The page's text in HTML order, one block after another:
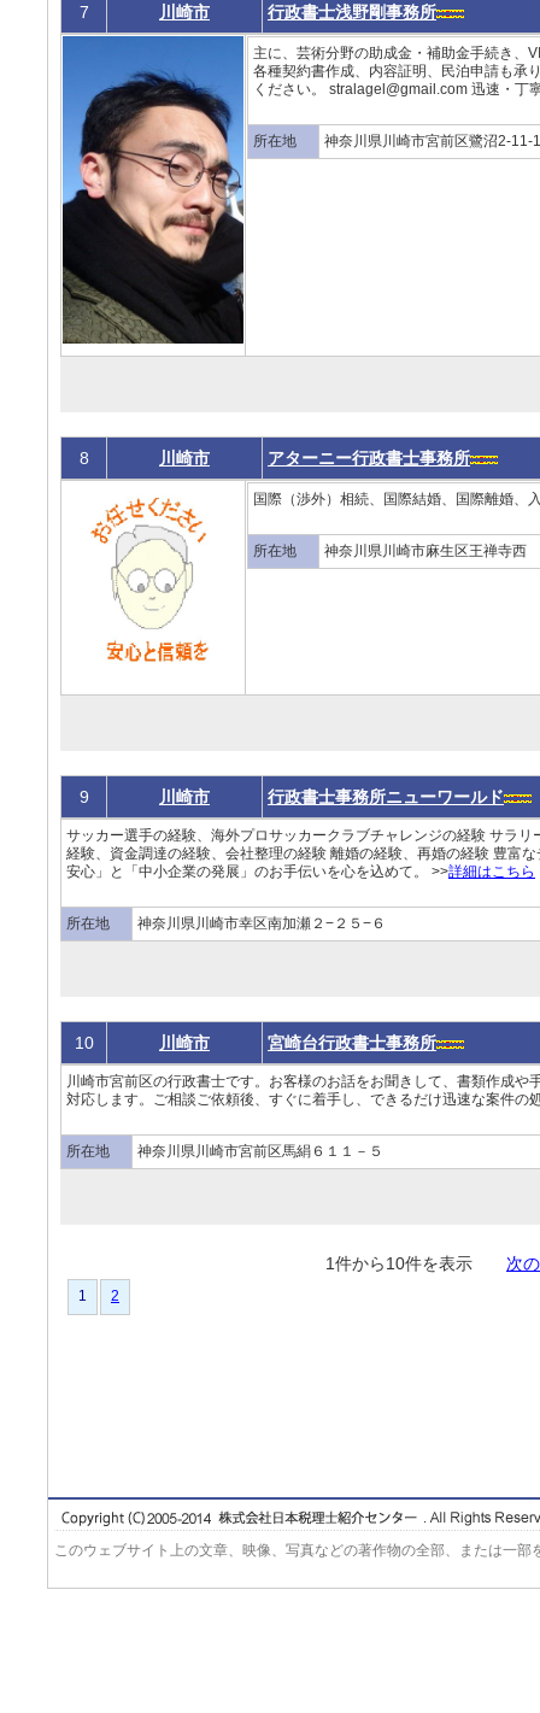
7 川崎市 行政書士浅野剛事務所
主に、芸術分野の助成金・補助金手続き、
各種契約書作成、内容証明、民泊申請も承
ください。 stralagel@gmail.com 迅速・丁
所在地 神奈川県川崎市宮前区鷺沼2-11-
8 川崎市 アターニー行政書士事務所
国際（渉外）相続、国際結婚、国際離婚、
所在地 神奈川県川崎市麻生区王禅寺西
9 川崎市 行政書士事務所ニューワールド
サッカー選手の経験、海外プロサッカークラブチャレンジの経験 サラ
経験、資金調達の経験、会社整理の経験 離婚の経験、再婚の経験 豊富
安心」と「中小企業の発展」のお手伝いを心を込めて。 >>詳細はこちら
所在地 神奈川県川崎市幸区南加瀬２−２５−６
10 川崎市 宮崎台行政書士事務所
川崎市宮前区の行政書士です。お客様のお話をお聞きして、書類作成や
対応します。ご相談ご依頼後、すぐに着手し、できるだけ迅速な案件の
所在地 神奈川県川崎市宮前区馬絹６１１－５
1件から10件を表示 次
1 2
このウェブサイト上の文章、映像、写真などの著作物の全部、または一